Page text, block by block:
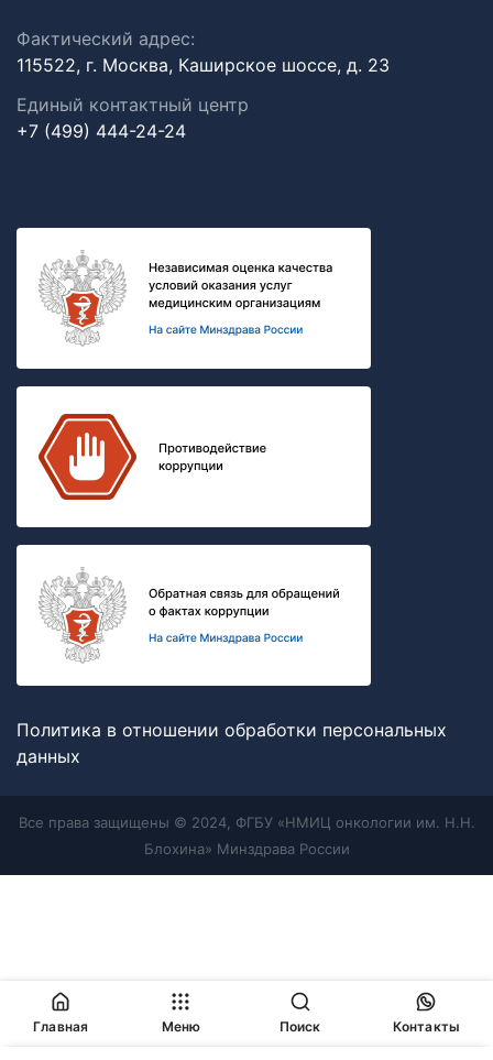
Фактический адрес:
115522, г. Москва, Каширское шоссе, д. 23
Единый контактный центр
+7 (499) 444-24-24
Политика в отношении обработки персональных
данных
Все права защищены © 2024, ФГБУ «НМИЦ онкологии им. Н.Н.
Блохина» Минздрава России
Главная Меню Поиск Контакты